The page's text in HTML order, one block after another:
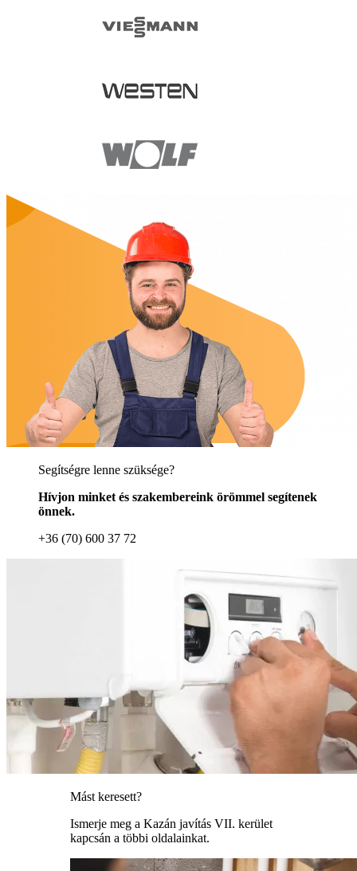
Segítségre lenne szüksége?
Hívjon minket és szakembereink örömmel segítenek
önnek.
+36 (70) 600 37 72
Mást keresett?
Ismerje meg a Kazán javítás VII. kerület
kapcsán a többi oldalainkat.